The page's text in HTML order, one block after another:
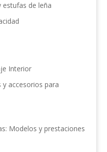
estufas de leña
Interior
accesorios para
Modelos y prestaciones